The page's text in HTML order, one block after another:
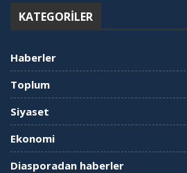
KATEGORILER
Haberler
Toplum
Siyaset
Ekonomi
Diasporadan haberler